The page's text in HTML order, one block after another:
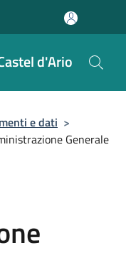
d'Ario
e dati >
Generale